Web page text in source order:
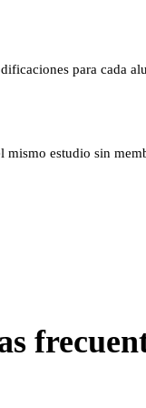
para cada
estudio sin